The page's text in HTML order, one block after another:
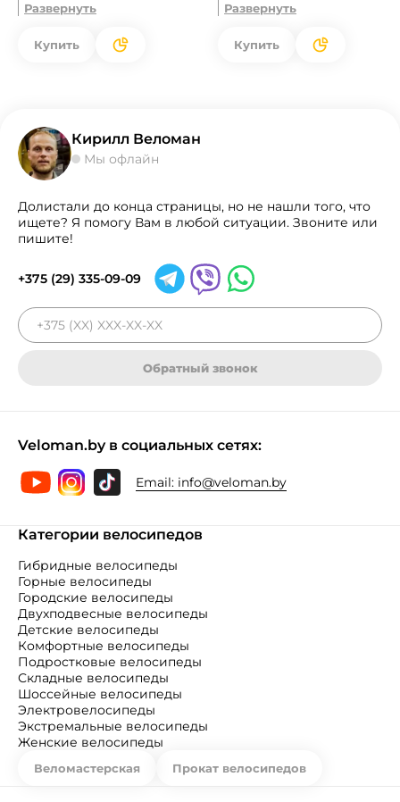
Развернуть
Купить
Развернуть
Купить
Кирилл Веломан
Мы офлайн
Долистали до конца страницы, но не нашли того, что
ищете? Я помогу Вам в любой ситуации. Звоните или
пишите!
+375 (29) 335-09-09
Обратный звонок
Veloman.by в социальных сетях:
Email: info@veloman.by
Категории велосипедов
Гибридные велосипеды
Горные велосипеды
Городские велосипеды
Двухподвесные велосипеды
Детские велосипеды
Комфортные велосипеды
Подростковые велосипеды
Складные велосипеды
Шоссейные велосипеды
Электровелосипеды
Экстремальные велосипеды
Женские велосипеды
Веломастерская Прокат велосипедов